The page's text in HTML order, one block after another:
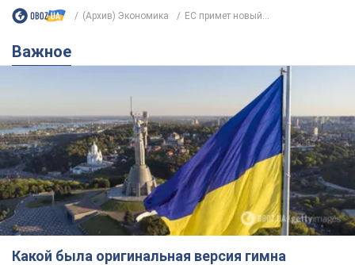
(Архив) Экономика ЕС примет новый...
Важное
Какой была оригинальная версия гимна